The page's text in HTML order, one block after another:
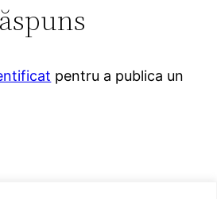
pentru a publica un